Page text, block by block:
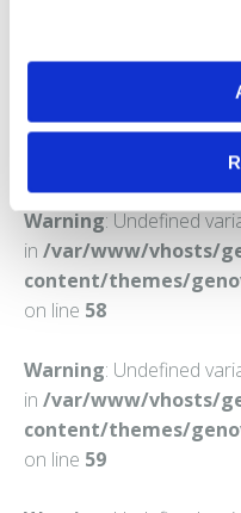
Warning: Undefined
in /var/www/vhosts/
content/themes/
on line 58
Warning: Undefined
in /var/www/vhosts/
content/themes/
on line 59